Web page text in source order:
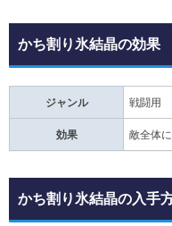
かち割り氷結晶の効果
ジャンル 戦闘用
効果 敵全体
かち割り氷結晶の入手